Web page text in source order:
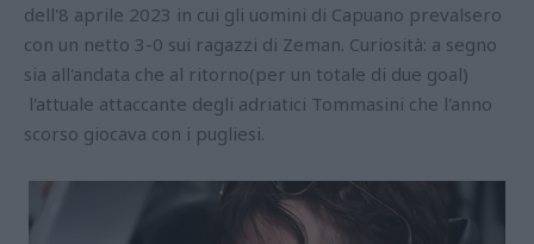
dell'8 aprile 2023 in cui gli uomini di Capuano prevalsero
con un netto 3-0 sui ragazzi di Zeman. Curiosità: a segno
sia all'andata che al ritorno(per un totale di due goal)
l'attuale attaccante degli adriatici Tommasini che l'anno
scorso giocava con i pugliesi.